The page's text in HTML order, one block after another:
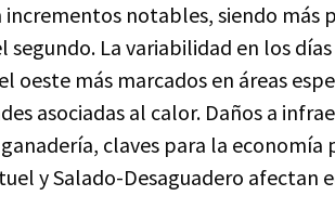
notables, siendo más
La variabilidad en los
oeste más marcados en áreas
asociadas al calor. Daños a
claves para la economía
y Salado-Desaguadero afectan